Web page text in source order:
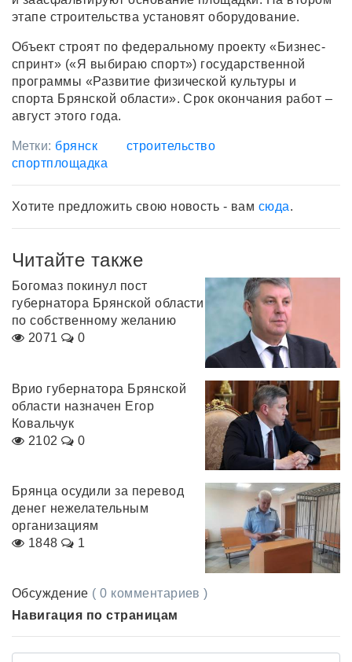
этапе строительства установят оборудование.
Объект строят по федеральному проекту «Бизнес-
спринт» («Я выбираю спорт») государственной
программы «Развитие физической культуры и
спорта Брянской области». Срок окончания работ –
август этого года.
Метки: брянск
строительство
спортплощадка
Хотите предложить свою новость - вам сюда.
Читайте также
Богомаз покинул пост
губернатора Брянской области
по собственному желанию
2071
0
Врио губернатора Брянской
области назначен Егор
Ковальчук
2102
0
Брянца осудили за перевод
денег нежелательным
организациям
1848
1
Обсуждение ( 0 комментариев )
Навигация по страницам